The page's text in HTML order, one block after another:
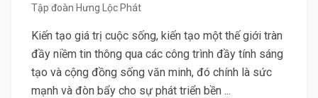
Tập đoàn Hưng Lộc Phát
Kiến tạo giá trị cuộc sống, kiến tạo một thế giới tràn
đầy niềm tin thông qua các công trình đầy tính sáng
tạo và cộng đồng sống văn minh, đó chính là sức
mạnh và đòn bẩy cho sự phát triển bền ...